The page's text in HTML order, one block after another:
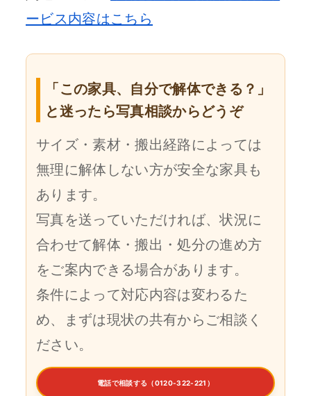
ービス内容はこちら
「この家具、自分で解体できる？」
と迷ったら写真相談からどうぞ
サイズ・素材・搬出経路によっては
無理に解体しない方が安全な家具も
あります。
写真を送っていただければ、状況に
合わせて解体・搬出・処分の進め方
をご案内できる場合があります。
条件によって対応内容は変わるた
め、まずは現状の共有からご相談く
ださい。
電話で相談する（0120-322-221）